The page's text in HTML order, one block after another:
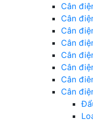
Cân
Cân
Cân
Cân
Cân
Cân
Cân
Cân